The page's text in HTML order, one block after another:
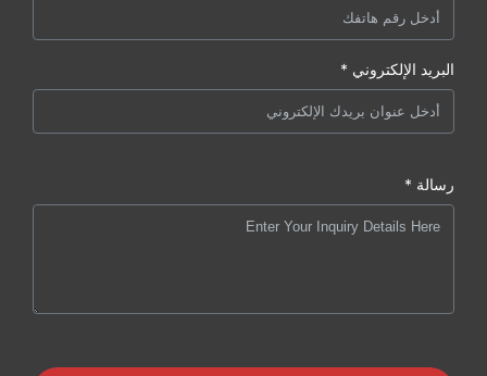
البريد الإلكتروني *
رسالة *